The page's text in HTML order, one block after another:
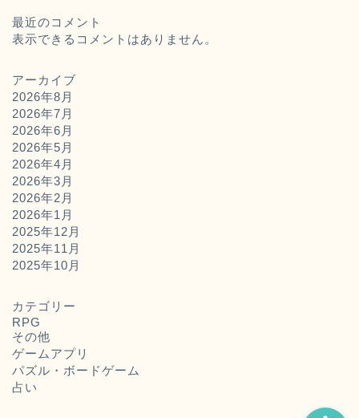
最近のコメント
表示できるコメントはありません。
アーカイブ
2026年8月
2026年7月
2026年6月
2026年5月
2026年4月
2026年3月
2026年2月
2026年1月
2025年12月
2025年11月
2025年10月
カテゴリー
RPG
その他
ゲームアプリ
パズル・ボードゲーム
占い